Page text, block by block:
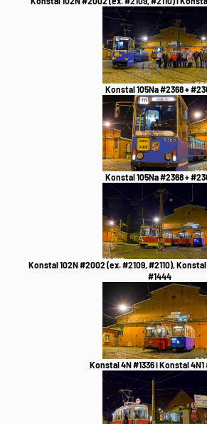
Konstal 105Na #2368 +
Konstal 105Na #2368 +
Konstal 102N #2002 (ex. #2109, #2110), Konstal
#1444
Konstal 4N #1336 i Konstal 4N1